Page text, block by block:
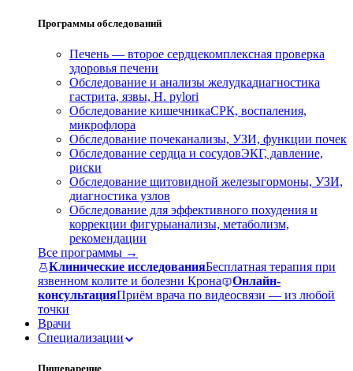
Программы обследований
Печень — второе сердцекомплексная проверка
здоровья печени
Обследование и анализы желудкадиагностика
гастрита, язвы, H. pylori
Обследование кишечникаСРК, воспаления,
микрофлора
Обследование почеканализы, УЗИ, функции почек
Обследование сердца и сосудовЭКГ, давление,
риски
Обследование щитовидной железыгормоны, УЗИ,
диагностика узлов
Обследование для эффективного похудения и
коррекции фигурыанализы, метаболизм,
рекомендации
Все программы →
Клинические исследованияБесплатная терапия при
язвенном колите и болезни Крона
Онлайн-
консультацияПриём врача по видеосвязи — из любой
точки
Врачи
Специализации
Пищеварение